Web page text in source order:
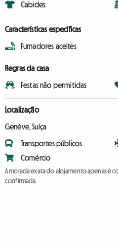
Cabides
Características específicas
Fumadores aceites
Regras da casa
Festas não permitidas
Localização
Genève, Suíça
Transportes públicos
Comércio
A morada exata do alojamento apenas é
confirmada.